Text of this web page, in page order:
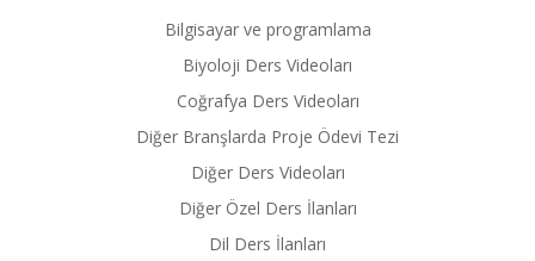
Bilgisayar ve programlama
Biyoloji Ders Videoları
Coğrafya Ders Videoları
Diğer Branşlarda Proje Ödevi Tezi
Diğer Ders Videoları
Diğer Özel Ders İlanları
Dil Ders İlanları